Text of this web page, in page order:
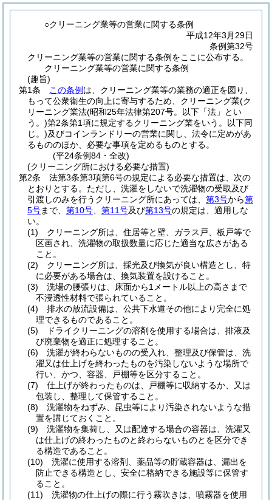
○クリーニング業等の営業に関する条例
平成12年3月29日
条例第32号
クリーニング業等の営業に関する条例をここに公布する。
クリーニング業等の営業に関する条例
(趣旨)
第1条
この条例 は、クリーニング業等の業務の適正を図り、
もって公衆衛生の向上に寄与するため、クリーニング業(ク
リーニング業法(昭和25年法律第207号。以下「法」とい
う。)第2条第1項に規定するクリーニング業をいう。以下同
じ。)及びコインランドリーの営業に関し、法令に定めがあ
るもののほか、必要な事項を定めるものとする。
(平24条例84・全改)
(クリーニング所における必要な措置)
第2条
法第3条第3項第6号の規定による必要な措置は、次の
とおりとする。 ただし、洗濯をしないで洗濯物の受取及び
引渡しのみを行うクリーニング所にあっては、 第3号から第
5号まで、 第10号 第11号及び第13号の規定は、適用しな
い。
(1)
クリーニング所は、住居等と壁、ガラス戸、板戸等で
区画され、洗濯物の取扱数量に応じた適当な広さがある
こと。
(2)
クリーニング所は、採光及び換気が良い構造とし、特
に必要がある場合は、換気装置を設けること。
(3)
洗場の腰張りは、床面から1メートル以上の高さまで
不浸透性材料で張られていること。
(4)
排水の放流設備は、公共下水道その他により完全に処
理できるものであること。
(5)
ドライクリーニングの溶剤を使用する場合は、排液及
び廃棄物を適正に処理すること。
(6)
洗濯が終わらないものの受入れ、整理及び保管は、洗
濯又は仕上げを終わったものを汚染しないような場所で
行い、かつ、容器、戸棚等を区分すること。
(7)
仕上げが終わったものは、戸棚等に収納するか、又は
包装し、整理して保管すること。
(8)
洗濯物をねずみ、昆虫等により汚染されないような措
置を講じておくこと。
(9)
洗濯物を集荷し、又は配達する場合の容器は、洗濯又
は仕上げの終わったものと終わらないものとを区分でき
る構造であること。
(10)
洗濯に使用する溶剤、薬品等の貯蔵容器は、漏出を
防止できる構造とし、安全に格納できる施設等に保管す
ること。
(11)
洗濯物の仕上げの際に行う霧吹きは、噴霧器を使用